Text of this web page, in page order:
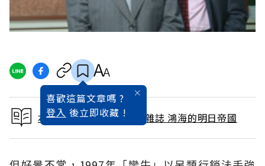
喜歡這篇文章嗎 ?
登入 後立即收藏 !
本文出自 2011 / 12月號雜誌 鴻海的明日帝國